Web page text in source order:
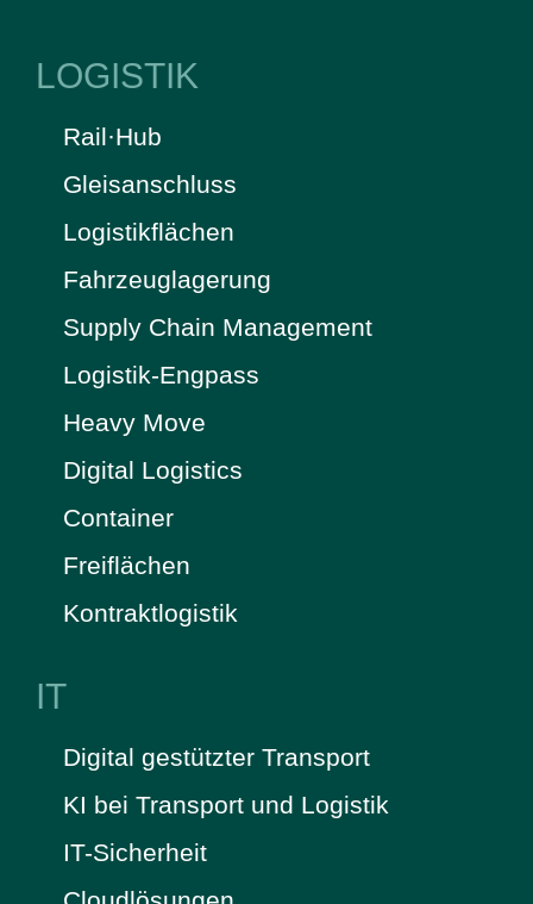
LOGISTIK
Rail·Hub
Gleisanschluss
Logistikflächen
Fahrzeuglagerung
Supply Chain Management
Logistik-Engpass
Heavy Move
Digital Logistics
Container
Freiflächen
Kontraktlogistik
IT
Digital gestützter Transport
KI bei Transport und Logistik
IT-Sicherheit